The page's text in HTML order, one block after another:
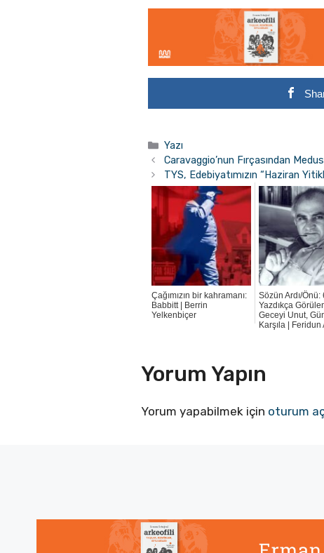
Kategoriler
Yazı
​Caravaggio’nun Fırçasından
TYS, Edebiyatımızın “Haziran
Çağımızın bir kahramanı:
Babbitt | Berrin
Yelkenbiçer
Sözün Ardı/Önü:
Yazdıkça
Geceyi Unut,
Karşıla | Feridun
Yorum Yapın
Yorum yapabilmek için oturum